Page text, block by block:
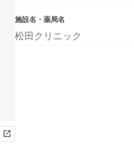
施設名・薬局名
松田クリニック